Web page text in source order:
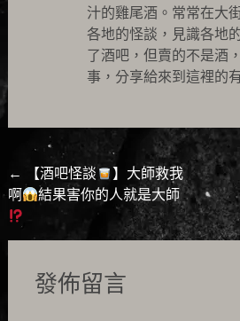
汁的雞尾酒。常常在大
各地的怪談，見識各地
了酒吧，但賣的不是酒
事，分享給來到這裡的
Post
navigation
← 【酒吧怪談
】大師救我
啊
結果害你的人就是大師
發佈留言